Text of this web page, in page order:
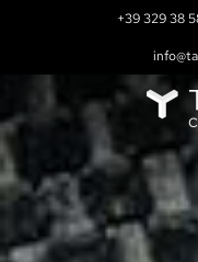
+39 329 38